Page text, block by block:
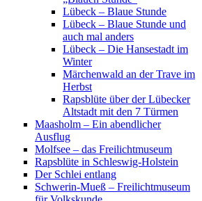
Lübeck – Blaue Stunde
Lübeck – Blaue Stunde und
auch mal anders
Lübeck – Die Hansestadt im
Winter
Märchenwald an der Trave im
Herbst
Rapsblüte über der Lübecker
Altstadt mit den 7 Türmen
Maasholm – Ein abendlicher
Ausflug
Molfsee – das Freilichtmuseum
Rapsblüte in Schleswig-Holstein
Der Schlei entlang
Schwerin-Mueß – Freilichtmuseum